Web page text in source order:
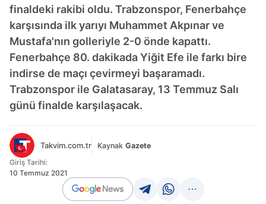
finaldeki rakibi oldu. Trabzonspor, Fenerbahçe
karşısında ilk yarıyı Muhammet Akpınar ve
Mustafa'nın golleriyle 2-0 önde kapattı.
Fenerbahçe 80. dakikada Yiğit Efe ile farkı bire
indirse de maçı çevirmeyi başaramadı.
Trabzonspor ile Galatasaray, 13 Temmuz Salı
günü finalde karşılaşacak.
Takvim.com.tr Kaynak Gazete
Giriş Tarihi:
10 Temmuz 2021